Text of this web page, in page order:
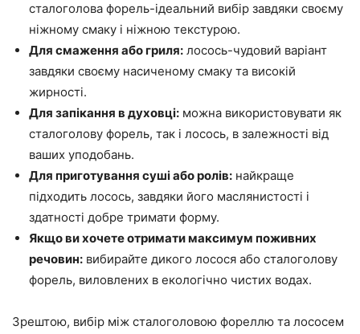
сталоголова форель-ідеальний вибір завдяки своєму
ніжному смаку і ніжною текстурою.
Для смаження або гриля: лосось-чудовий варіант
завдяки своєму насиченому смаку та високій
жирності.
Для запікання в духовці: можна використовувати як
сталоголову форель, так і лосось, в залежності від
ваших уподобань.
Для приготування суші або ролів: найкраще
підходить лосось, завдяки його маслянистості і
здатності добре тримати форму.
Якщо ви хочете отримати максимум поживних
речовин: вибирайте дикого лосося або сталоголову
форель, виловлених в екологічно чистих водах.
Зрештою, вибір між сталоголовою фореллю та лососем